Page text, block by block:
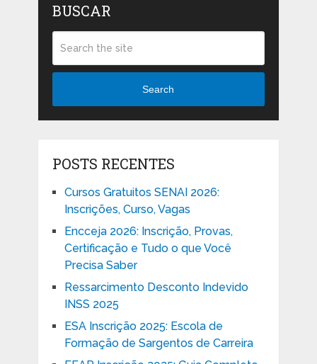
BUSCAR
Search
POSTS RECENTES
Cursos Gratuitos SENAI 2026:
Inscrições, Curso, Vagas
Encceja 2026: Inscrição, Provas,
Certificação e Tudo o que Você
Precisa Saber
Ressarcimento Desconto Indevido
INSS 2025
ESA Inscrição 2025: Escola de
Formação de Sargentos de Carreira